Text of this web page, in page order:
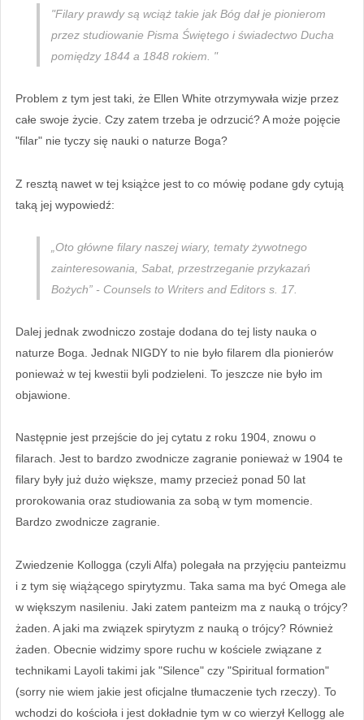
"Filary prawdy są wciąż takie jak Bóg dał je pionierom
przez studiowanie Pisma Świętego i świadectwo Ducha
pomiędzy 1844 a 1848 rokiem. "
Problem z tym jest taki, że Ellen White otrzymywała wizje przez
całe swoje życie. Czy zatem trzeba je odrzucić? A może pojęcie
"filar" nie tyczy się nauki o naturze Boga?
Z resztą nawet w tej książce jest to co mówię podane gdy cytują
taką jej wypowiedź:
„Oto główne filary naszej wiary, tematy żywotnego
zainteresowania, Sabat, przestrzeganie przykazań
Bożych” - Counsels to Writers and Editors s. 17.
Dalej jednak zwodniczo zostaje dodana do tej listy nauka o
naturze Boga. Jednak NIGDY to nie było filarem dla pionierów
ponieważ w tej kwestii byli podzieleni. To jeszcze nie było im
objawione.
Następnie jest przejście do jej cytatu z roku 1904, znowu o
filarach. Jest to bardzo zwodnicze zagranie ponieważ w 1904 te
filary były już dużo większe, mamy przecież ponad 50 lat
prorokowania oraz studiowania za sobą w tym momencie.
Bardzo zwodnicze zagranie.
Zwiedzenie Kollogga (czyli Alfa) polegała na przyjęciu panteizmu
i z tym się wiążącego spirytyzmu. Taka sama ma być Omega ale
w większym nasileniu. Jaki zatem panteizm ma z nauką o trójcy?
żaden. A jaki ma związek spirytyzm z nauką o trójcy? Również
żaden. Obecnie widzimy spore ruchu w kościele związane z
technikami Layoli takimi jak "Silence" czy "Spiritual formation"
(sorry nie wiem jakie jest oficjalne tłumaczenie tych rzeczy). To
wchodzi do kościoła i jest dokładnie tym w co wierzył Kellogg ale